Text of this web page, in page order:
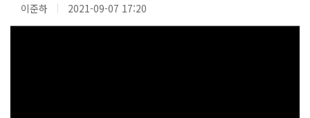
이준하
2021-09-07 17:20